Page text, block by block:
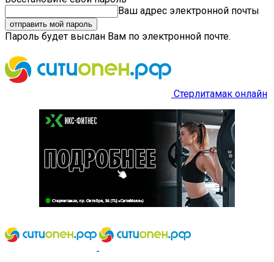
Ваш адрес электронной почты
Пароль будет выслан Вам по электронной почте.
Стерлитамак онлайн